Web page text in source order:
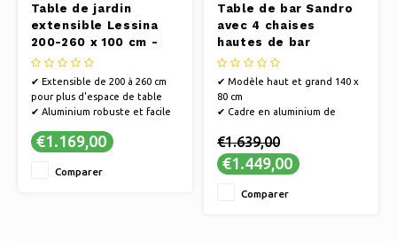
Table de jardin
extensible Lessina
200-260 x 100 cm -
Anthracite
✔ Extensible de 200 à 260 cm
pour plus d'espace de table
✔ Aluminium robuste et facile
✔ Une élégante couleur
luxueux
€1.169,00
Comparer
Table de bar Sandro
avec 4 chaises
hautes de bar
✔ Modèle haut et grand 140 x
80 cm
✔ Cadre en aluminium de
durabilité et une stabilité
accrues
✔ Parfait pour prendre un
famille ou entre amis.
€1.639,00
€1.449,00
Comparer